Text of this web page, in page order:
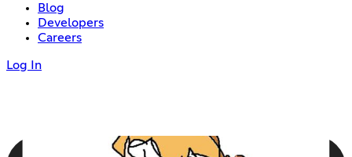
Blog
Developers
Careers
Log In